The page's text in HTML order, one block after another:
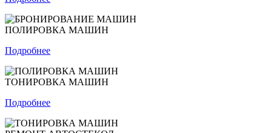
ПОЛИРОВКА МАШИН
Подробнее
ТОНИРОВКА МАШИН
Подробнее